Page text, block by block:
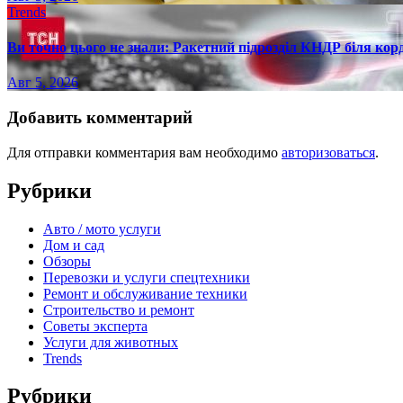
Trends
Ви точно цього не знали: Ракетний підрозділ КНДР біля
Авг 5, 2026
Добавить комментарий
Для отправки комментария вам необходимо авторизоваться.
Рубрики
Авто / мото услуги
Дом и сад
Обзоры
Перевозки и услуги спецтехники
Ремонт и обслуживание техники
Строительство и ремонт
Советы эксперта
Услуги для животных
Trends
Рубрики